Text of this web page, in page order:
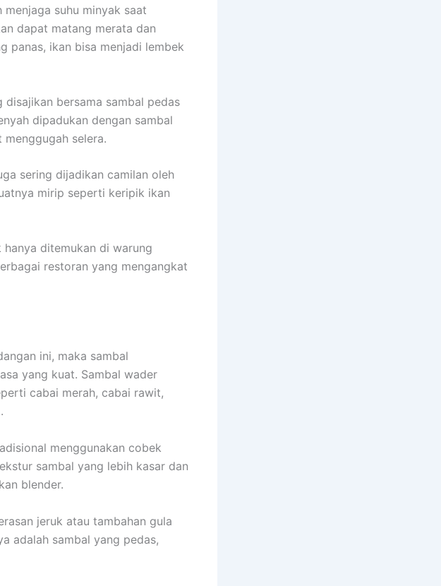
suhu minyak saat
dapat matang merata dan
panas, ikan bisa menjadi lembek
bersama sambal pedas
dipadukan dengan sambal
selera.
sering dijadikan camilan oleh
mirip seperti keripik ikan
ditemukan di warung
restoran yang mengangkat
ini, maka sambal
yang kuat. Sambal wader
cabai merah, cabai rawit,
menggunakan cobek
sambal yang lebih kasar dan
blender.
jeruk atau tambahan gula
adalah sambal yang pedas,